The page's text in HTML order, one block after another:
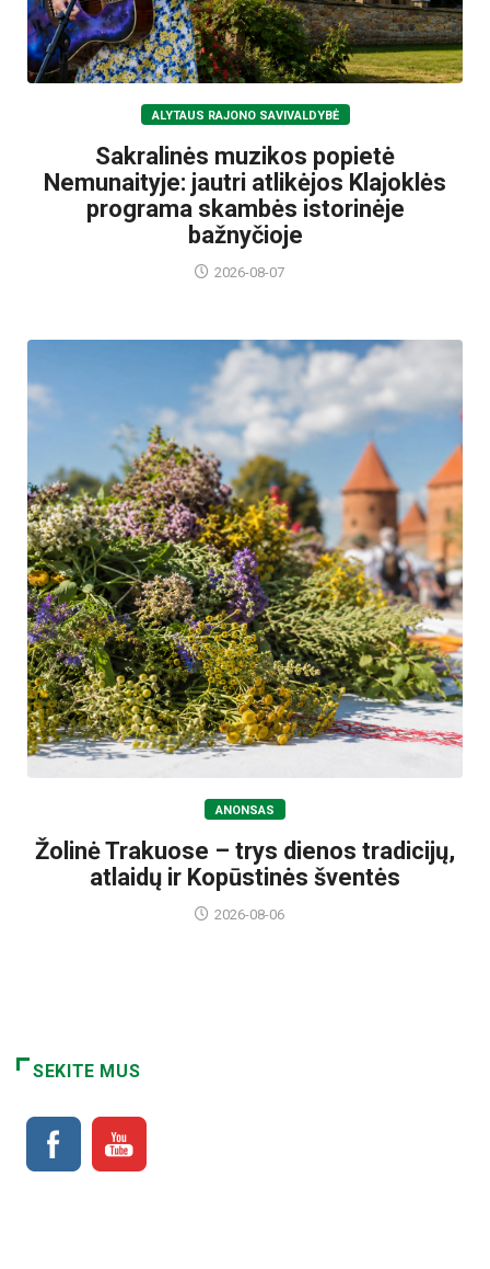
ALYTAUS RAJONO SAVIVALDYBĖ
Sakralinės muzikos popietė
Nemunaityje: jautri atlikėjos Klajoklės
programa skambės istorinėje
bažnyčioje
2026-08-07
ANONSAS
Žolinė Trakuose – trys dienos tradicijų,
atlaidų ir Kopūstinės šventės
2026-08-06
SEKITE MUS